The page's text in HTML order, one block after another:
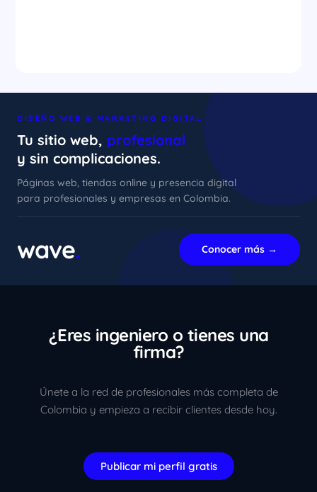
DISEÑO WEB & MARKETING DIGITAL
Tu sitio web, profesional
y sin complicaciones.
Páginas web, tiendas online y presencia digital
para profesionales y empresas en Colombia.
wave. Conocer más →
¿Eres ingeniero o tienes una
firma?
Únete a la red de profesionales más completa de
Colombia y empieza a recibir clientes desde hoy.
Publicar mi perfil gratis
xImenA